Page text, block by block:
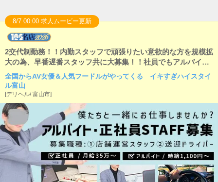
8/7 00:00 求人ムービー更新
2交代制勤務！！内勤スタッフで頑張りたい意欲的な方を規模拡
大の為、早番遅番スタッフ共に大募集！！社員でもアルバイト
でもどちらでもOKです
全国からAV女優＆人気フードルがやってくる イキすぎハイスタイ
ル富山
[デリヘル/富山市]